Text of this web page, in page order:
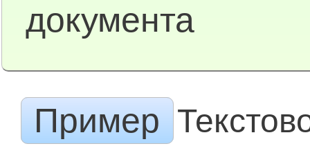
документа
Пример